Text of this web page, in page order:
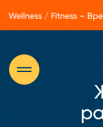
Wellness / Fitness –